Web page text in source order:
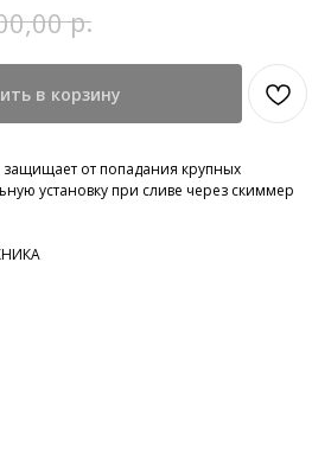
р.
в корзину
от попадания крупных
установку при сливе через скиммер